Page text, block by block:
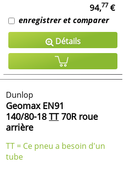
94,77 €
enregistrer et comparer
Détails
Dunlop
Geomax EN91
140/80-18 TT70R roue
arrière
TT = Ce pneu a besoin d'un
tube